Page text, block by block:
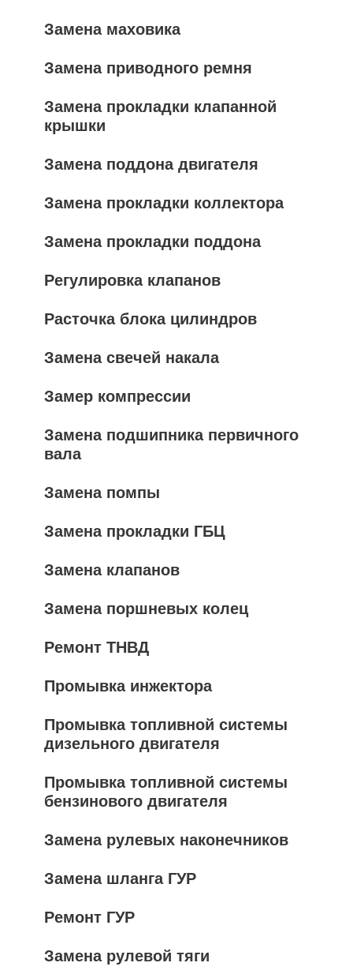
Замена маховика
Замена приводного ремня
Замена прокладки клапанной
крышки
Замена поддона двигателя
Замена прокладки коллектора
Замена прокладки поддона
Регулировка клапанов
Расточка блока цилиндров
Замена свечей накала
Замер компрессии
Замена подшипника первичного
вала
Замена помпы
Замена прокладки ГБЦ
Замена клапанов
Замена поршневых колец
Ремонт ТНВД
Промывка инжектора
Промывка топливной системы
дизельного двигателя
Промывка топливной системы
бензинового двигателя
Замена рулевых наконечников
Замена шланга ГУР
Ремонт ГУР
Замена рулевой тяги